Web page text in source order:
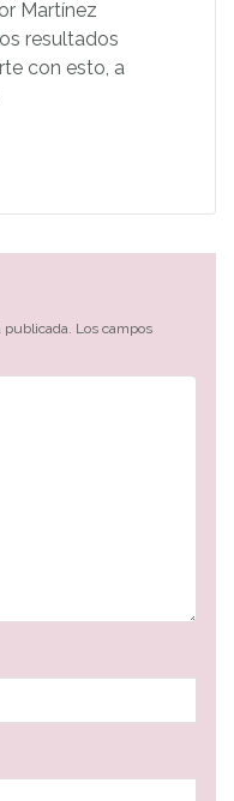
Martínez
resultados
con esto, a
publicada. Los campos